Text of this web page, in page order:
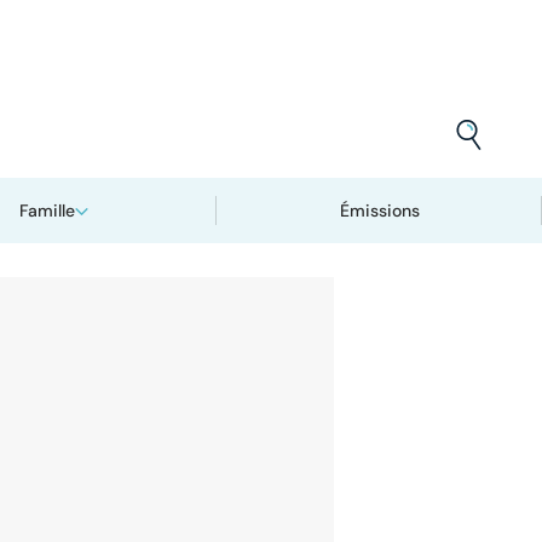
Famille Émissions